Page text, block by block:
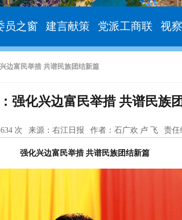
员之窗 建言献策 党派工商联 视
边富民举措 共谱民族团结新篇
强化兴边富民举措 共谱民族
次 来源： 右江日报 作者： 石广欢 卢 飞 责任
强化兴边富民举措 共谱民族团结新篇